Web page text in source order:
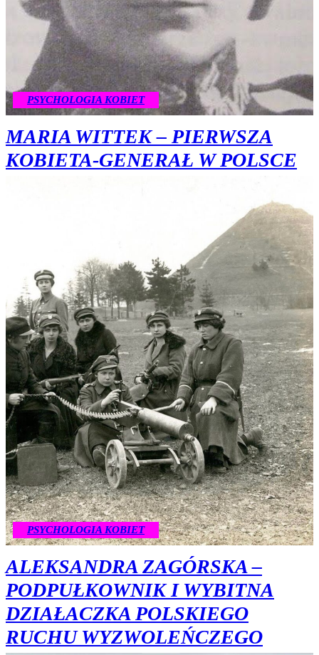
PSYCHOLOGIA KOBIET
MARIA WITTEK – PIERWSZA
KOBIETA-GENERAŁ W POLSCE
PSYCHOLOGIA KOBIET
ALEKSANDRA ZAGÓRSKA –
PODPUŁKOWNIK I WYBITNA
DZIAŁACZKA POLSKIEGO
RUCHU WYZWOLEŃCZEGO